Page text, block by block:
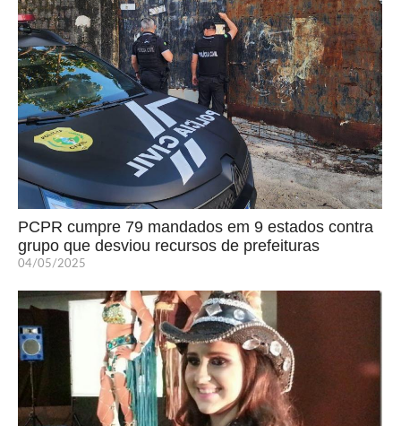
PCPR cumpre 79 mandados em 9 estados contra
grupo que desviou recursos de prefeituras
04/05/2025